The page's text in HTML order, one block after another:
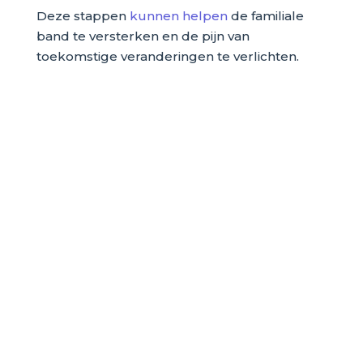
Deze stappen kunnen helpen de familiale
band te versterken en de pijn van
toekomstige veranderingen te verlichten.